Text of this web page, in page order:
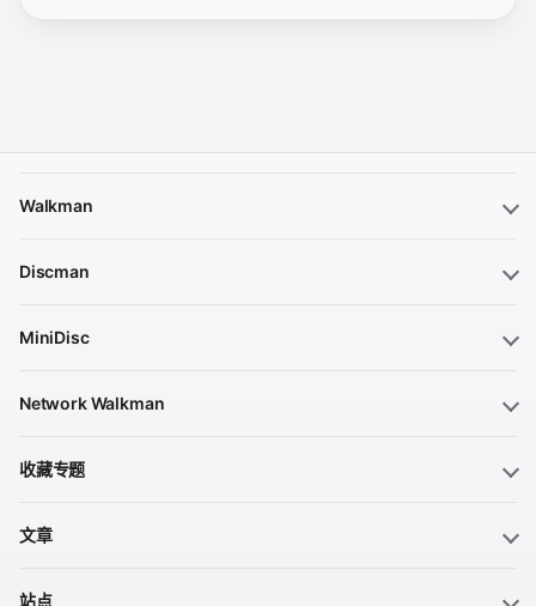
Walkman
Discman
MiniDisc
Network Walkman
收藏专题
文章
站点